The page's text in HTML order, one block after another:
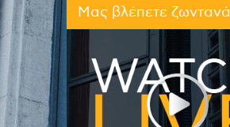
Μας βλέπετε ζωντανά